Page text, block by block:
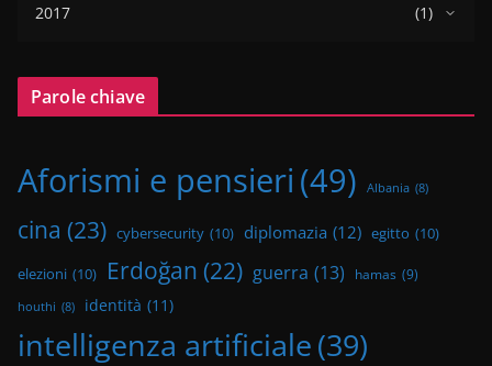
2017
(1)
Parole chiave
Aforismi e pensieri (49) Albania (8)
cina (23) cybersecurity (10) diplomazia (12) egitto (10)
elezioni (10) Erdoğan (22) guerra (13) hamas (9)
houthi (8) identità (11)
intelligenza artificiale(39)